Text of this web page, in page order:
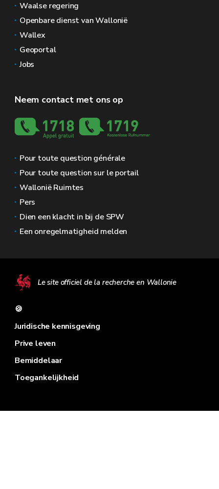
Waalse regering
Openbare dienst van Wallonië
Wallex
Geoportal
Jobs
Neem contact met ons op
Pour toute question générale
Pour toute question sur le portail
Wallonië Ruimtes
Pers
Dien een klacht in bij de SPW
Een onregelmatigheid melden
Le site officiel de la recherche en Wallonie
🍪
Juridische kennisgeving
Prive leven
Bemiddelaar
Toegankelijkheid